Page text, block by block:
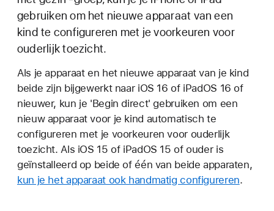
gebruiken om het nieuwe apparaat van een
kind te configureren met je voorkeuren voor
ouderlijk toezicht.
Als je apparaat en het nieuwe apparaat van je kind
beide zijn bijgewerkt naar iOS 16 of iPadOS 16 of
nieuwer, kun je 'Begin direct' gebruiken om een
nieuw apparaat voor je kind automatisch te
configureren met je voorkeuren voor ouderlijk
toezicht. Als iOS 15 of iPadOS 15 of ouder is
geïnstalleerd op beide of één van beide apparaten,
kun je het apparaat ook handmatig configureren.